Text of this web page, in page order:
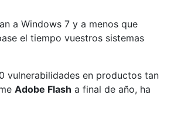
a Windows 7 y a menos que
el tiempo vuestros sistemas
vulnerabilidades en productos tan
Adobe Flash a final de año, ha